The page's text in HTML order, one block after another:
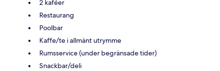
2 kaféer
Restaurang
Poolbar
Kaffe/te i allmänt utrymme
Rumsservice (under begränsade tider)
Snackbar/deli